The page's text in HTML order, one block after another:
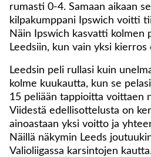
rumasti 0-4. Samaan aikaan
kilpakumppani Ipswich voitti
Näin Ipswich kasvatti kolmen
Leedsiin, kun vain yksi kierros
Leedsin peli rullasi kuin
kolme kuukautta, kun se
15 peliään tappioitta voittaen
Viidestä edellisottelusta on
ainoastaan yksi voitto ja
Näillä näkymin Leeds
Valioliigassa karsintojen